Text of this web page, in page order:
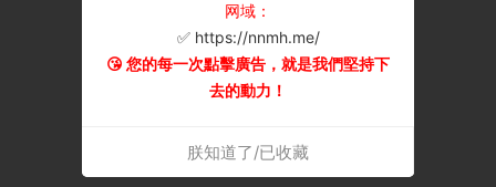
网域：
✅ https://nnmh.me/
😘 您的每一次點擊廣告，就是我們堅持下
去的動力！
朕知道了/已收藏